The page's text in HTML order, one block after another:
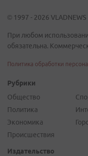
© 1997 - 2026 VLADNEWS
При любом
обязательна.
Политика обработки
Рубрики
Общество
Политика
Экономика
Происшествия
Издательство